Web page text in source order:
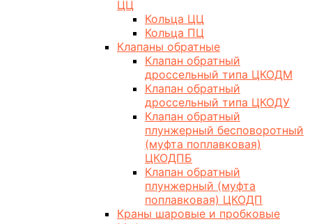
ЦЦ
Кольца ЦЦ
Кольца ПЦ
Клапаны обратные
Клапан обратный
дроссельный типа ЦКОДМ
Клапан обратный
дроссельный типа ЦКОДУ
Клапан обратный
плунжерный бесповоротный
(муфта поплавковая)
ЦКОДПБ
Клапан обратный
плунжерный (муфта
поплавковая) ЦКОДП
Краны шаровые и пробковые